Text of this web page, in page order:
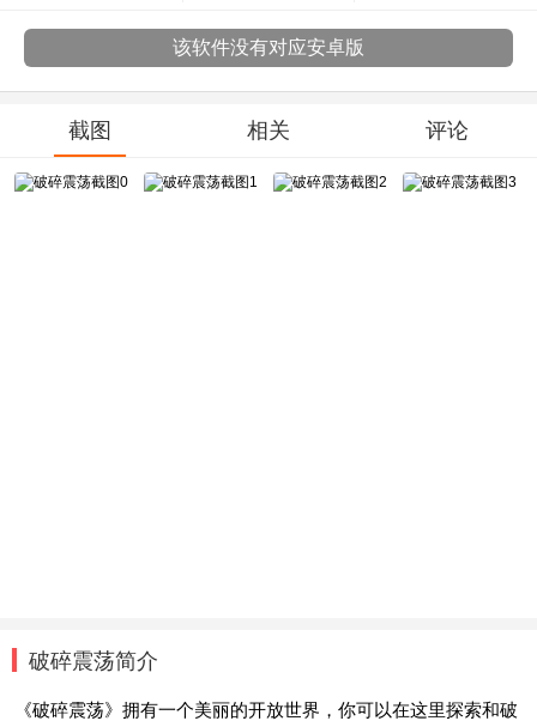
该软件没有对应安卓版
截图 相关 评论
破碎震荡简介
《破碎震荡》拥有一个美丽的开放世界，你可以在这里探索和破